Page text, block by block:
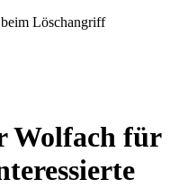
Wolfach für